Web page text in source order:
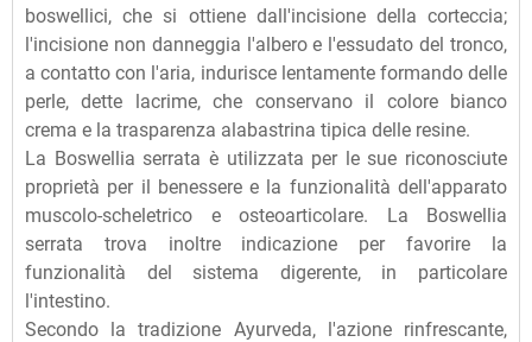
boswellici, che si ottiene dall'incisione della corteccia;
l'incisione non danneggia l'albero e l'essudato del tronco,
a contatto con l'aria, indurisce lentamente formando delle
perle, dette lacrime, che conservano il colore bianco
crema e la trasparenza alabastrina tipica delle resine.
La Boswellia serrata è utilizzata per le sue riconosciute
proprietà per il benessere e la funzionalità dell'apparato
muscolo-scheletrico e osteoarticolare. La Boswellia
serrata trova inoltre indicazione per favorire la
funzionalità del sistema digerente, in particolare
l'intestino.
Secondo la tradizione Ayurveda, l'azione rinfrescante,